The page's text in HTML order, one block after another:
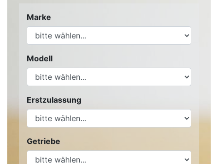
Marke
Modell
Erstzulassung
Getriebe